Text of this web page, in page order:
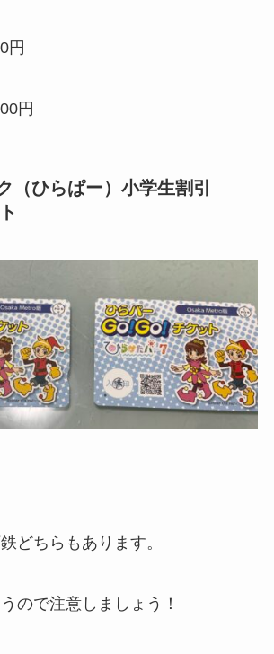
円
円
（ひらぱー）小学生割引
どちらもあります。
ので注意しましょう！